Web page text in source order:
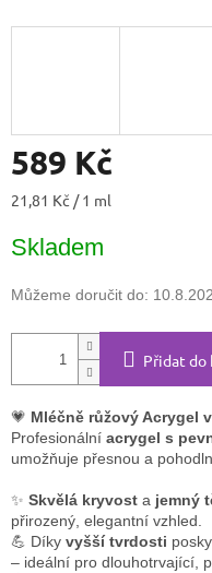
589 Kč
Měrná
21,81 Kč / 1 ml
Skladem
Můžeme doručit do:
Přidat do
💗 Mléčně růžový Acrygel
Profesionální acrygel s
umožňuje přesnou a
✨ Skvělá kryvost a jemný
přirozený, elegantní vzhled.
💪 Díky vyšší tvrdosti
– ideální pro dlouhotrvající,